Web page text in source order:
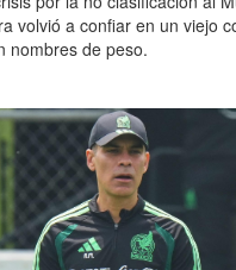
volvió a confiar en un viejo
nombres de peso.